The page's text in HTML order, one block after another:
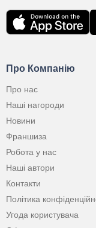
Про Компанію
Про нас
Наші нагороди
Новини
Франшиза
Робота у нас
Наші автори
Контакти
Політика
Угода користувача